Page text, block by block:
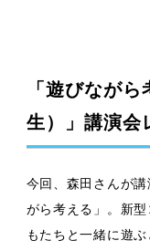
「遊びなが
生）」講演会
今回、森田さんが
がら考える」。新
もたちと一緒に遊